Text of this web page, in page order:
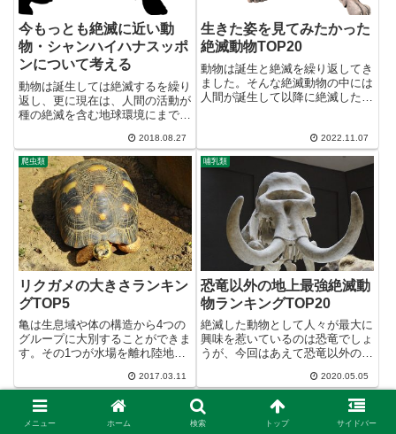
今もっとも絶滅に近い動
物・シャンハイハナスッポ
ンについて考える
動物は誕生しては絶滅するを繰り
返し、更に現在は、人間の活動が
種の絶滅を含む地球環境にまで影
な中、今もっとも絶滅に瀕してい
る動物が『シャンハイハナスッポ
ン』というスッポンです。photo
credit:Rùa Đ...
2018.08.27
生きた姿を見てみたかった
絶滅動物TOP20
動物は誕生と絶滅を繰り返してき
ました。そんな絶滅動物の中には
人間が誕生して以降に絶滅したも
られる動物も多数います。こうい
った動物は、人類が実際に目にし
ていたであろうという事実と、
2022.11.07
爬虫類
リクガメの大きさランキン
グTOP5
亀は生息域や体の構造から4つの
グループに大別することができま
す。その1つが水場を離れ陸地に
ゾウガメと呼ばれる2種は最大ク
で、大きい（最大甲長が長い）リ
クガメのランキングです！5
2017.03.11
哺乳類
恐竜以外の地上最強絶滅動
物ランキングTOP20
絶滅した動物として人々が最大に
興味を惹いているのは恐竜でしょ
うが、今回はあえて恐竜以外の絶
紹介したいと思います。（どうし
ても10種に絞れなかったので、
いつもの倍となるTOP20の紹介
としました）恐竜の全盛期より...
2020.05.05
メニュー ホーム 検索 トップ サイドバー